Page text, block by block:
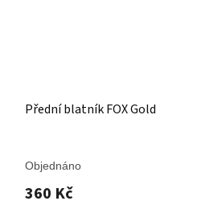
Přední blatník FOX Gold
Objednáno
360 Kč